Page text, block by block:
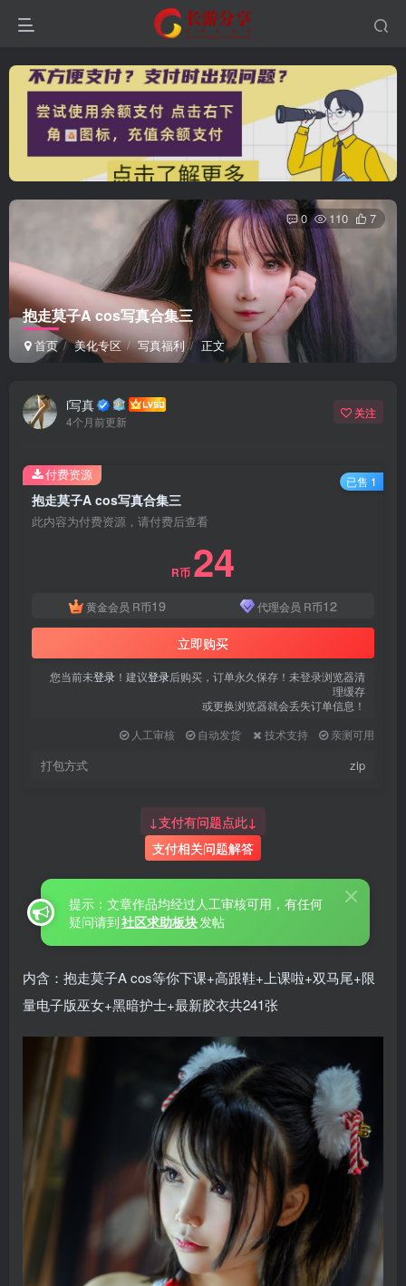
抱走莫子A cos写真合集三
首页 美化专区 写真福利 正文
0 110 7
i写真
4个月前更新
关注
抱走莫子A cos写真合集三
此内容为付费资源，请付费后查看
R币 24
黄金会员 R币19 代理会员 R币12
立即购买
您当前未登录 ！建议登录后购买，订单永久保存！未登录浏览器清
理缓存
或更换浏览器就会丢失订单信息！
人工审核
自动发货 技术支持 亲测可用
打包方式 zip
付费资源 已售 1
↓支付有问题点此↓
支付相关问题解答
提示：文章作品均经过人工审核可用，有任何
疑问请到社区求助板块发帖
内含：抱走莫子A cos等你下课+高跟鞋+上课啦+双马尾+限
量电子版巫女+黑暗护士+最新胶衣共241张